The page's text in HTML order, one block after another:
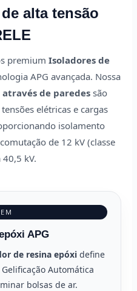
alta tensão
premium Isoladores de
APG avançada. Nossa
através de paredessão
elétricas e cargas
isolamento
de 12 kV (classe
40,5 kV.
APG
de resina epóxi define
Automática
bolsas de ar.